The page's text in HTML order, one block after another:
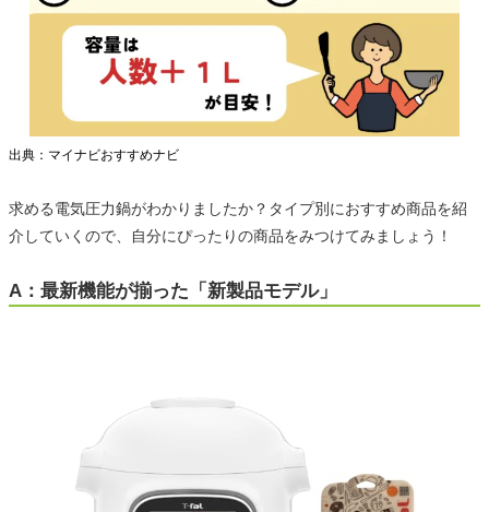
出典：マイナビおすすめナビ
求める電気圧力鍋がわかりましたか？タイプ別におすすめ商品を紹
介していくので、自分にぴったりの商品をみつけてみましょう！
A：最新機能が揃った「新製品モデル」